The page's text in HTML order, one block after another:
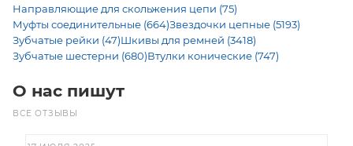
Направляющие для скольжения цепи (75)
Муфты соединительные (664)Звездочки цепные (5193)
Зубчатые рейки (47)Шкивы для ремней (3418)
Зубчатые шестерни (680)Втулки конические (747)
О нас пишут
ВСЕ ОТЗЫВЫ